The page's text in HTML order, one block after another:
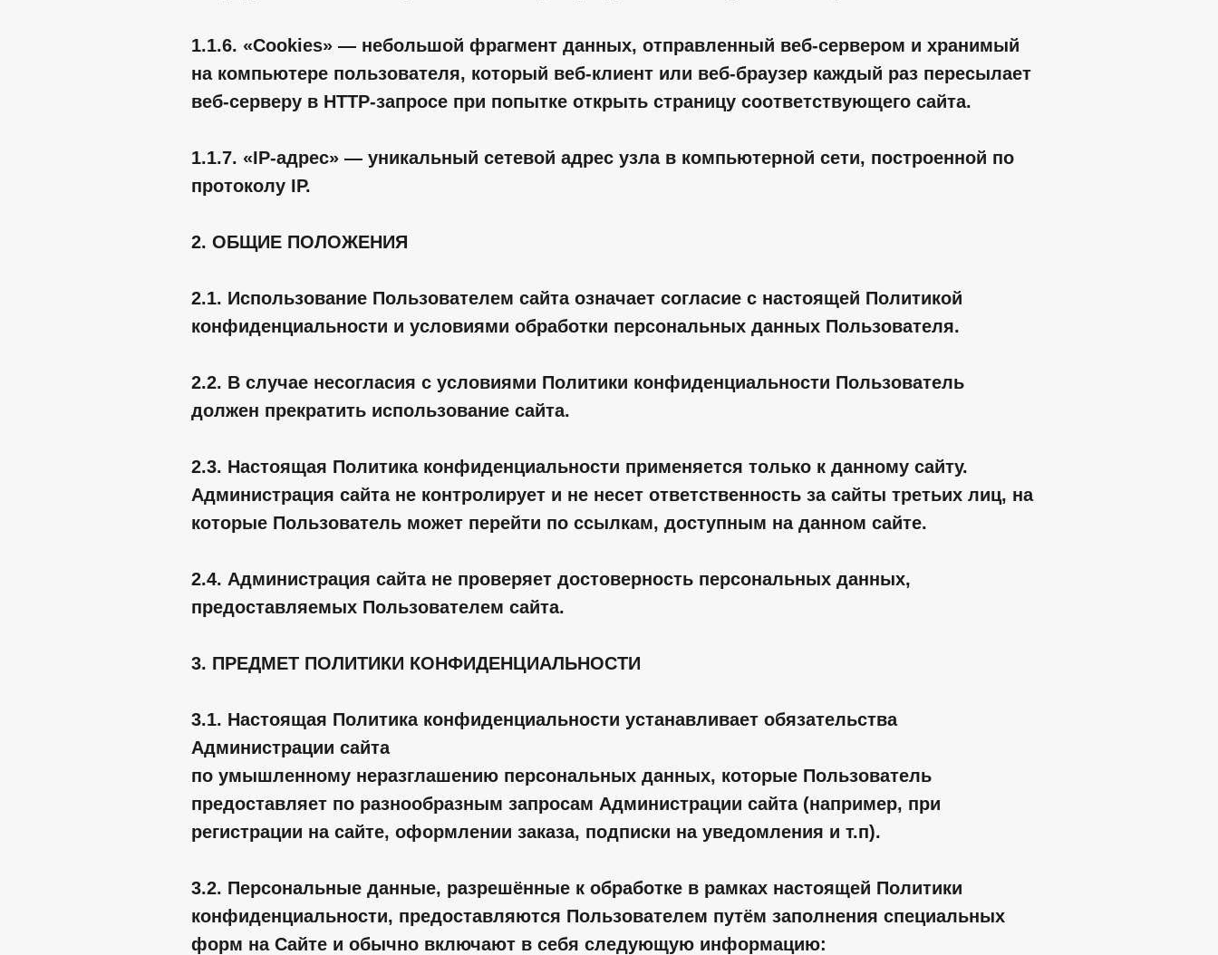
1.1.6. «Cookies» — небольшой фрагмент данных, отправленный веб-сервером и хранимый
на компьютере пользователя, который веб-клиент или веб-браузер каждый раз пересылает
веб-серверу в HTTP-запросе при попытке открыть страницу соответствующего сайта.
1.1.7. «IP-адрес» — уникальный сетевой адрес узла в компьютерной сети, построенной по
протоколу IP.
2. ОБЩИЕ ПОЛОЖЕНИЯ
2.1. Использование Пользователем сайта означает согласие с настоящей Политикой
конфиденциальности и условиями обработки персональных данных Пользователя.
2.2. В случае несогласия с условиями Политики конфиденциальности Пользователь
должен прекратить использование сайта.
2.3. Настоящая Политика конфиденциальности применяется только к данному сайту.
Администрация сайта не контролирует и не несет ответственность за сайты третьих лиц, на
которые Пользователь может перейти по ссылкам, доступным на данном сайте.
2.4. Администрация сайта не проверяет достоверность персональных данных,
предоставляемых Пользователем сайта.
3. ПРЕДМЕТ ПОЛИТИКИ КОНФИДЕНЦИАЛЬНОСТИ
3.1. Настоящая Политика конфиденциальности устанавливает обязательства
Администрации сайта
по умышленному неразглашению персональных данных, которые Пользователь
предоставляет по разнообразным запросам Администрации сайта (например, при
регистрации на сайте, оформлении заказа, подписки на уведомления и т.п).
3.2. Персональные данные, разрешённые к обработке в рамках настоящей Политики
конфиденциальности, предоставляются Пользователем путём заполнения специальных
форм на Сайте и обычно включают в себя следующую информацию: